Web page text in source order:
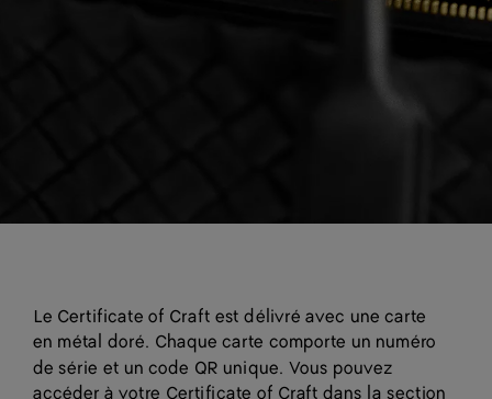
Le Certificate of Craft est délivré avec une carte
en métal doré. Chaque carte comporte un numéro
de série et un code QR unique. Vous pouvez
accéder à votre Certificate of Craft dans la section